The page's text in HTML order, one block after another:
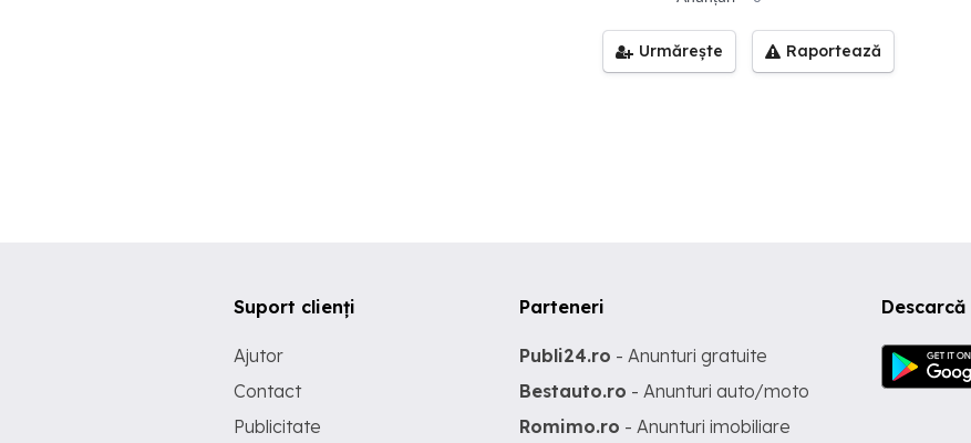
Urmărește Raportează
Suport clienți
Ajutor
Contact
Publicitate
Parteneri
Publi24.ro - Anunturi gratuite
Bestauto.ro - Anunturi auto/moto
Romimo.ro - Anunturi imobiliare